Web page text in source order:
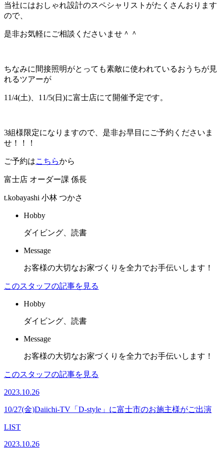
当社にはおしゃれ設計のスペシャリストがたくさんおります
ので、
是非お気軽にご相談くださいませ＾＾
ちなみに間接照明がとっても素敵に使われているおうちが見
れるツアーが
11/4(土)、11/5(日)に富士店にて開催予定です。
3組様限定になりますので、是非お早目にご予約くださいま
せ！！！
ご予約はこちらから
富士店 オーダー課 係長
t.kobayashi 小林 つかさ
Hobby
ダイビング、読書
Message
お客様の大切なお家づくりを全力でお手伝いします！
このスタッフの記事を見る
Hobby
ダイビング、読書
Message
お客様の大切なお家づくりを全力でお手伝いします！
このスタッフの記事を見る
2023.10.26
10/27(金)Daiichi-TV「D-style」に富士市のお施主様がご出演
LIST
2023.10.26